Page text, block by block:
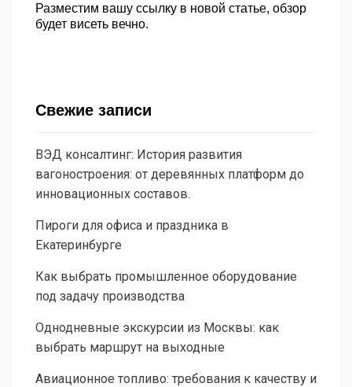
Разместим вашу ссылку в новой статье, обзор
будет висеть вечно.
Свежие записи
ВЭД консалтинг: История развития
вагоностроения: от деревянных платформ до
инновационных составов.
Пироги для офиса и праздника в
Екатеринбурге
Как выбрать промышленное оборудование
под задачу производства
Однодневные экскурсии из Москвы: как
выбрать маршрут на выходные
Авиационное топливо: требования к качеству и